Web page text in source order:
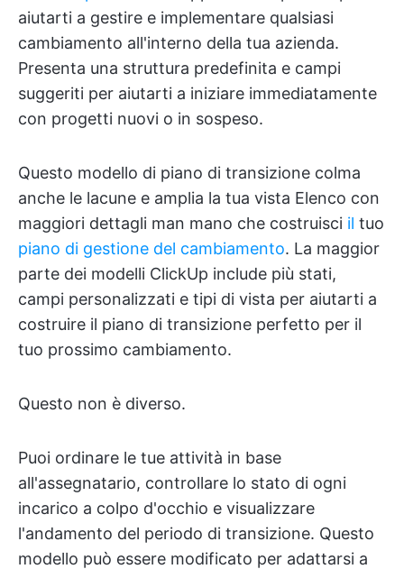
aiutarti a gestire e implementare qualsiasi
cambiamento all'interno della tua azienda.
Presenta una struttura predefinita e campi
suggeriti per aiutarti a iniziare immediatamente
con progetti nuovi o in sospeso.
Questo modello di piano di transizione colma
anche le lacune e amplia la tua vista Elenco con
maggiori dettagli man mano che costruisci il tuo
piano di gestione del cambiamento. La maggior
parte dei modelli ClickUp include più stati,
campi personalizzati e tipi di vista per aiutarti a
costruire il piano di transizione perfetto per il
tuo prossimo cambiamento.
Questo non è diverso.
Puoi ordinare le tue attività in base
all'assegnatario, controllare lo stato di ogni
incarico a colpo d'occhio e visualizzare
l'andamento del periodo di transizione. Questo
modello può essere modificato per adattarsi a